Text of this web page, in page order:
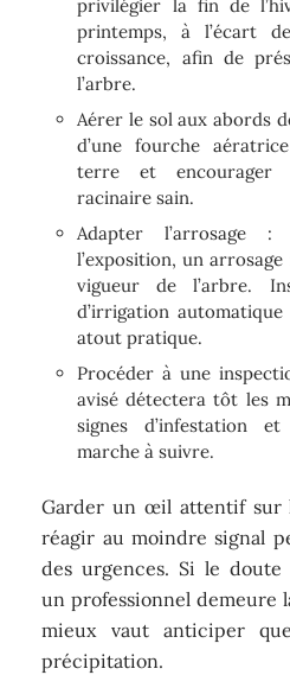
privilégier la fin de
printemps, à l’écart
croissance, afin de
l’arbre.
Aérer le sol aux abords
d’une fourche
terre et encourager
racinaire sain.
Adapter l’arrosage :
l’exposition, un
vigueur de l’arbre.
d’irrigation
atout pratique.
Procéder à une
avisé détectera tôt les
signes d’infestation
marche à suivre.
Garder un œil attentif sur
réagir au moindre signal
des urgences. Si le doute
un professionnel demeure
mieux vaut anticiper
précipitation.